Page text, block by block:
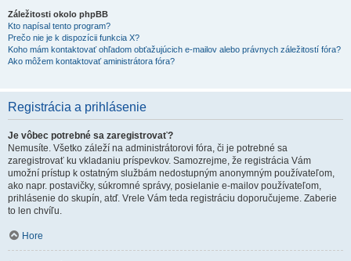
Záležitosti okolo phpBB
Kto napísal tento program?
Prečo nie je k dispozícii funkcia X?
Koho mám kontaktovať ohľadom obťažujúcich e-mailov alebo právnych záležitostí fóra?
Ako môžem kontaktovať aministrátora fóra?
Registrácia a prihlásenie
Je vôbec potrebné sa zaregistrovať?
Nemusíte. Všetko záleží na administrátorovi fóra, či je potrebné sa
zaregistrovať ku vkladaniu príspevkov. Samozrejme, že registrácia Vám
umožní prístup k ostatným službám nedostupným anonymným používateľom,
ako napr. postavičky, súkromné správy, posielanie e-mailov používateľom,
prihlásenie do skupín, atď. Vrele Vám teda registráciu doporučujeme. Zaberie
to len chvíľu.
Hore